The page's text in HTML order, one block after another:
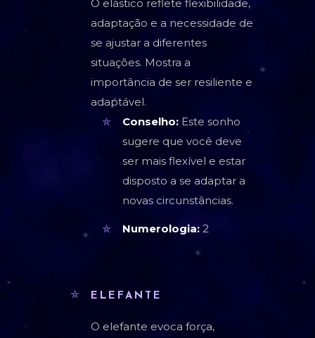
O elástico reflete flexibilidade,
adaptação e a necessidade de
se ajustar a diferentes
situações. Mostra a
importância de ser resiliente e
adaptável.
Conselho: Este sonho
sugere que você deve
ser mais flexível e estar
disposto a se adaptar a
novas circunstâncias.
Numerologia: 2
ELEFANTE
O elefante evoca força,